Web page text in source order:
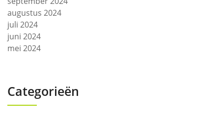
augustus 2024
juli 2024
juni 2024
mei 2024
Categorieën